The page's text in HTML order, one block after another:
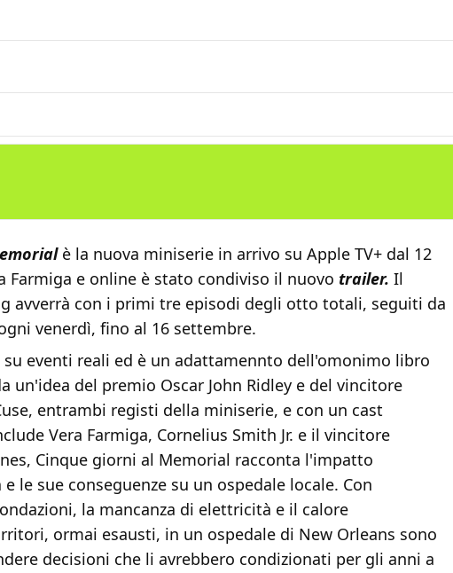
è la nuova miniserie in arrivo su Apple TV+ dal 12
Farmiga e online è stato condiviso il nuovo trailer. Il
avverrà con i primi tre episodi degli otto totali, seguiti da
venerdì, fino al 16 settembre.
eventi reali ed è un adattamennto dell'omonimo libro
un'idea del premio Oscar John Ridley e del vincitore
entrambi registi della miniserie, e con un cast
Vera Farmiga, Cornelius Smith Jr. e il vincitore
Cinque giorni al Memorial racconta l'impatto
le sue conseguenze su un ospedale locale. Con
la mancanza di elettricità e il calore
ormai esausti, in un ospedale di New Orleans sono
decisioni che li avrebbero condizionati per gli anni a